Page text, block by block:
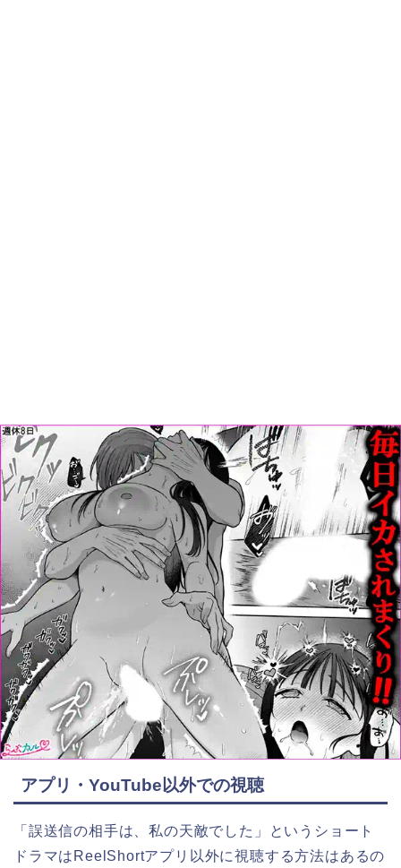
アプリ・YouTube以外での視聴
「誤送信の相手は、私の天敵でした」というショート
ドラマはReelShortアプリ以外に視聴する方法はあるの